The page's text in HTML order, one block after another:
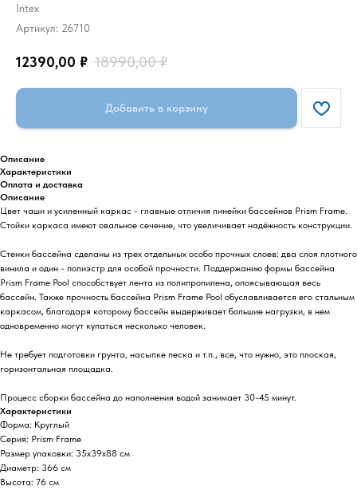
Intex
Артикул: 26710
12390,00 ₽ 18990,00 ₽
Добавить в корзину
Описание
Характеристики
Оплата и доставка
Описание
Цвет чаши и усиленный каркас - главные отличия линейки бассейнов Prism Frame.
Стойки каркаса имеют овальное сечение, что увеличивает надёжность конструкции.
Стенки бассейна сделаны из трех отдельных особо прочных слоев: два слоя плотного
винила и один - полиэстр для особой прочности. Поддержанию формы бассейна
Prism Frame Pool способствует лента из полипропилена, опоясывающая весь
бассейн. Также прочность бассейна Prism Frame Pool обуславливается его стальным
каркасом, благодаря которому бассейн выдерживает большие нагрузки, в нем
одновременно могут купаться несколько человек.
Не требует подготовки грунта, насыпке песка и т.п., все, что нужно, это плоская,
горизонтальная площадка.
Процесс сборки бассейна до наполнения водой занимает 30-45 минут.
Характеристики
Форма: Круглый
Серия: Prism Frame
Размер упаковки: 35x39x88 см
Диаметр: 366 см
Высота: 76 см